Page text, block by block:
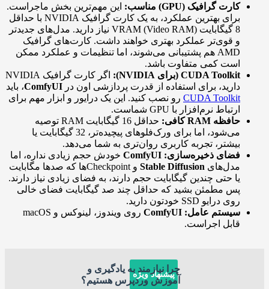
کارت گرافیک (GPU) مناسب:
این مهم‌ترین بخش ماجراست.
برای بهترین عملکرد، به یک کارت گرافیک NVIDIA با حداقل
8 گیگابایت VRAM (Video RAM) نیاز دارید. مدل‌های جدیدتر
و قوی‌تر عملکرد بهتری خواهند داشت. کارت‌های گرافیک
AMD هم پشتیبانی می‌شوند، اما تنظیمات و عملکرد ممکن
است کمی متفاوت باشد.
CUDA Toolkit (برای NVIDIA):
اگر کارت گرافیک NVIDIA
دارید، برای استفاده از قدرت پردازشی اون در ComfyUI، باید
CUDA Toolkit رو نصب کنید. این یک درایور و ابزار مهم برای
ارتباط نرم‌افزار با GPU شماست.
حافظه RAM کافی:
حداقل 16 گیگابایت RAM توصیه
می‌شود، اما برای ورک‌فلوهای پیچیده‌تر، 32 گیگابایت یا
بیشتر، تجربه کاربری روان‌تری به شما می‌دهد.
فضای ذخیره‌سازی: ComfyUI خودش حجم زیادی نداره، اما
مدل‌های Stable Diffusion
و Checkpointها که صدها مگابایت
یا حتی چندین گیگابایت حجم دارند، به فضای زیادی نیاز دارند.
پس مطمئن بشید که حداقل چند صد گیگابایت فضای خالی
روی درایو SSD خودتون دارید.
سیستم عامل: ComfyUI
روی ویندوز، لینوکس و macOS
قابل اجراست.
پیشنهاد ویژه
چرا نیازمند به یادگیری و
آموزش وردپرس هستیم؟